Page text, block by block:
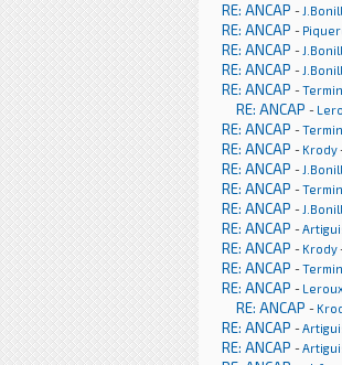
RE: ANCAP -
RE: ANCAP -
RE: ANCAP -
RE: ANCAP -
RE: ANCAP -
RE: ANCAP -
RE: ANCAP -
RE: ANCAP - Krody
RE: ANCAP -
RE: ANCAP -
RE: ANCAP -
RE: ANCAP -
RE: ANCAP - Krody
RE: ANCAP -
RE: ANCAP -
RE: ANCAP -
RE: ANCAP -
RE: ANCAP -